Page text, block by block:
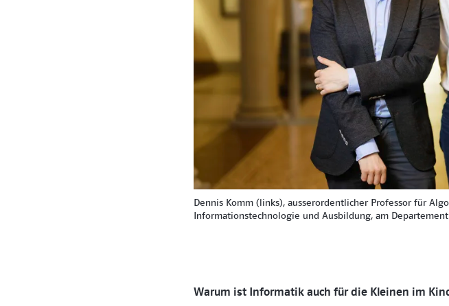
Dennis Komm (links), ausserordentlicher Professor für
Informationstechnologie und Ausbildung, am
Warum ist Informatik auch für die Kleinen im